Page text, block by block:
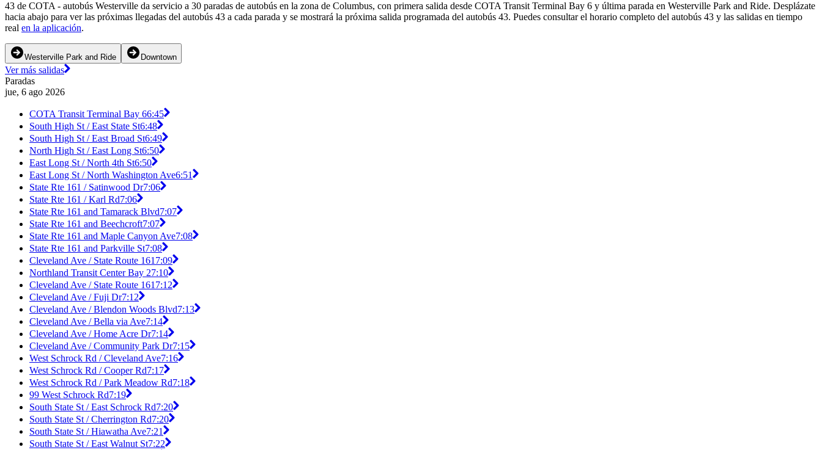
43 de COTA - autobús Westerville da servicio a 30 paradas de autobús en la zona de Columbus, con primera salida desde COTA Transit Terminal Bay 6 y última parada en Westerville Park and Ride. Desplázate
hacia abajo para ver las próximas llegadas del autobús 43 a cada parada y se mostrará la próxima salida programada del autobús 43. Puedes consultar el horario completo del autobús 43 y las salidas en tiempo
real en la aplicación.
Westerville Park and Ride Downtown
Ver más salidas
Paradas
jue, 6 ago 2026
COTA Transit Terminal Bay 66:45
South High St / East State St6:48
South High St / East Broad St6:49
North High St / East Long St6:50
East Long St / North 4th St6:50
East Long St / North Washington Ave6:51
State Rte 161 / Satinwood Dr7:06
State Rte 161 / Karl Rd7:06
State Rte 161 and Tamarack Blvd7:07
State Rte 161 and Beechcroft7:07
State Rte 161 and Maple Canyon Ave7:08
State Rte 161 and Parkville St7:08
Cleveland Ave / State Route 161 7:09
Northland Transit Center Bay 27:10
Cleveland Ave / State Route 161 7:12
Cleveland Ave / Fuji Dr7:12
Cleveland Ave / Blendon Woods Blvd7:13
Cleveland Ave / Bella via Ave7:14
Cleveland Ave / Home Acre Dr7:14
Cleveland Ave / Community Park Dr7:15
West Schrock Rd / Cleveland Ave7:16
West Schrock Rd / Cooper Rd7:17
West Schrock Rd / Park Meadow Rd7:18
99 West Schrock Rd7:19
South State St / East Schrock Rd7:20
South State St / Cherrington Rd7:20
South State St / Hiawatha Ave7:21
South State St / East Walnut St7:22